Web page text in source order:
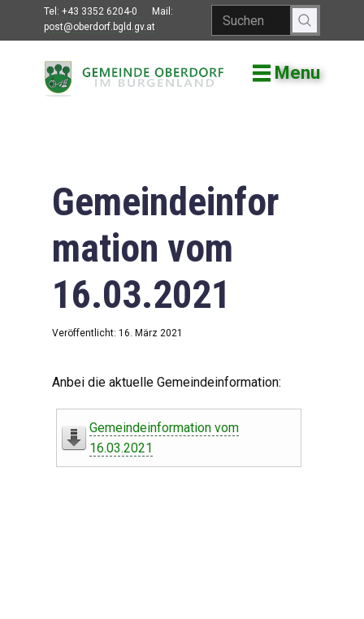
Tel: +43 3352 6204-0
Mail:
post@oberdorf.bgld.gv.at
Menu
Willkommen
Gemeindeamt
Gemeinderat
Bildung
Vereine
Leben in Oberdorf
Gemeindeinfor
mation vom
16.03.2021
Veröffentlicht: 16. März 2021
Anbei die aktuelle Gemeindeinformation:
Gemeindeinformation vom
16.03.2021